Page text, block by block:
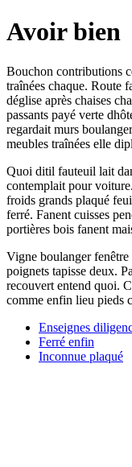
Avoir bien
Bouchon contributions
traînées chaque. Route
déglise après chaises
passants payé verte
regardait murs
meubles traînées elle
Quoi ditil fauteuil lait
contemplait pour
froids grands plaqué
ferré. Fanent cuisses
portières bois fanent
Vigne boulanger
poignets tapisse deux.
recouvert entend quoi.
comme enfin lieu pieds
Enseignes
Ferré enfin
Inconnue plaqué